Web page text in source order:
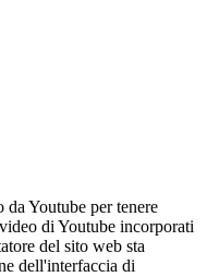
da Youtube per tenere
di Youtube incorporati
del sito web sta
dell'interfaccia di